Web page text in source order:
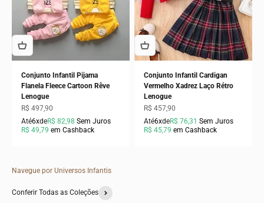
Conjunto Infantil Pijama
Flanela Fleece Cartoon Rêve
Lenogue
Preço promocional
R$ 497,90
Até6xdeR$ 82,98 Sem Juros
R$ 49,79 em Cashback
Conjunto Infantil Cardigan
Vermelho Xadrez Laço Rétro
Lenogue
Preço promocional
R$ 457,90
Até6xdeR$ 76,31 Sem Juros
R$ 45,79 em Cashback
Navegue por Universos Infantis
Conferir Todas as Coleções